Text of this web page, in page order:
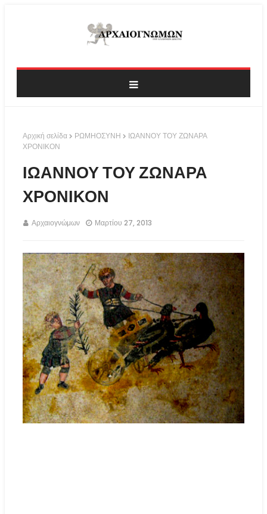
Αρχική σελίδα ΡΩΜΗΟΣΥΝΗ
ΙΩΑΝΝΟΥ ΤΟΥ ΖΩΝΑΡΑ
ΧΡΟΝΙΚΟΝ
ΙΩΑΝΝΟΥ ΤΟΥ ΖΩΝΑΡΑ
ΧΡΟΝΙΚΟΝ
Αρχαιογνώμων Μαρτίου 27, 2013